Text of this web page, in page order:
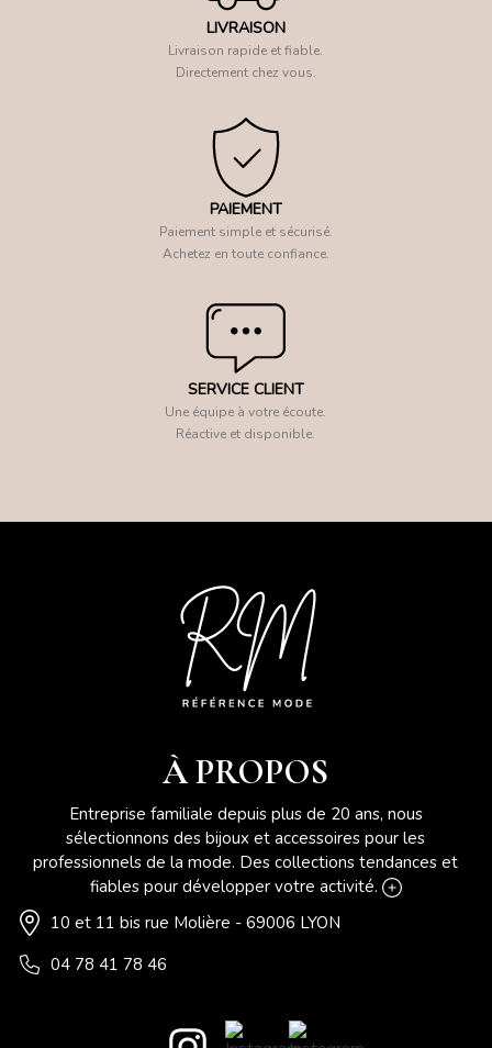
LIVRAISON
Livraison rapide et fiable.
Directement chez vous.
PAIEMENT
Paiement simple et sécurisé.
Achetez en toute confiance.
SERVICE CLIENT
Une équipe à votre écoute.
Réactive et disponible.
À PROPOS
Entreprise familiale depuis plus de 20 ans, nous
sélectionnons des bijoux et accessoires pour les
professionnels de la mode. Des collections tendances et
fiables pour développer votre activité.
10 et 11 bis rue Molière - 69006 LYON
04 78 41 78 46